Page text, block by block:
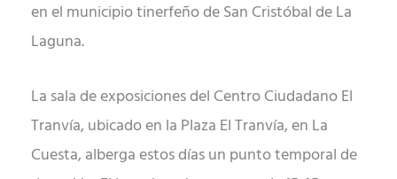
en el municipio tinerfeño de San Cristóbal de La
Laguna.
La sala de exposiciones del Centro Ciudadano El
Tranvía, ubicado en la Plaza El Tranvía, en La
Cuesta, alberga estos días un punto temporal de